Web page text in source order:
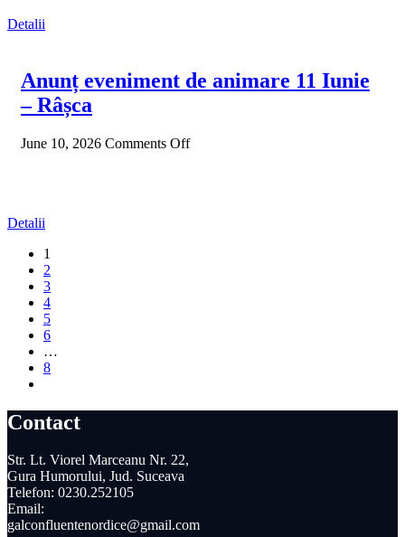
Detalii
Anunț eveniment de animare 11 Iunie
– Râșca
June 10, 2026 Comments Off
Detalii
1
2
3
4
5
6
…
8
Contact
Str. Lt. Viorel Marceanu Nr. 22,
Gura Humorului, Jud. Suceava
Telefon: 0230.252105
Email:
galconfluentenordice@gmail.com